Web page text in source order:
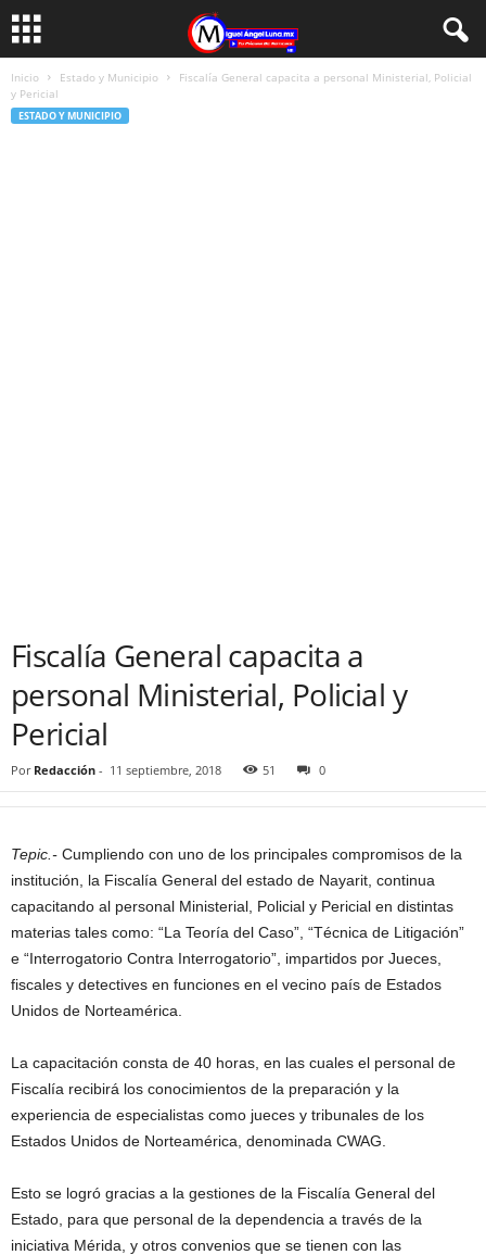
Inicio Estado y Municipio
Fiscalía General capacita a personal Ministerial, Policial
y Pericial
ESTADO Y MUNICIPIO
Fiscalía General capacita a
personal Ministerial, Policial y
Pericial
Por Redacción - 11 septiembre, 2018 51 0
Tepic.- Cumpliendo con uno de los principales compromisos de la
institución, la Fiscalía General del estado de Nayarit, continua
capacitando al personal Ministerial, Policial y Pericial en distintas
materias tales como: “La Teoría del Caso”, “Técnica de Litigación”
e “Interrogatorio Contra Interrogatorio”, impartidos por Jueces,
fiscales y detectives en funciones en el vecino país de Estados
Unidos de Norteamérica.
La capacitación consta de 40 horas, en las cuales el personal de
Fiscalía recibirá los conocimientos de la preparación y la
experiencia de especialistas como jueces y tribunales de los
Estados Unidos de Norteamérica, denominada CWAG.
Esto se logró gracias a la gestiones de la Fiscalía General del
Estado, para que personal de la dependencia a través de la
iniciativa Mérida, y otros convenios que se tienen con las